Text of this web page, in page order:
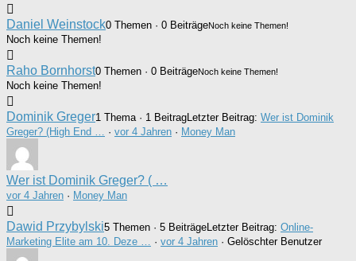
Daniel Weinstock0 Themen · 0 BeiträgeNoch keine Themen!
Noch keine Themen!
Raho Bornhorst0 Themen · 0 BeiträgeNoch keine Themen!
Noch keine Themen!
Dominik Greger1 Thema · 1 BeitragLetzter Beitrag: Wer ist Dominik
Greger? (High End …
· vor 4 Jahren · Money Man
Wer ist Dominik Greger? ( …
vor 4 Jahren · Money Man
Dawid Przybylski5 Themen · 5 BeiträgeLetzter Beitrag: Online-
Marketing Elite am 10. Deze …
· vor 4 Jahren · Gelöschter Benutzer